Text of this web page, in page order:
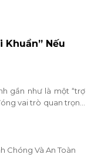
Khuẩn” Nếu
gần như là một “trợ
vai trò quan trọng